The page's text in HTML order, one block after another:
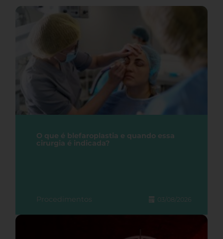
O que é blefaroplastia e quando essa
cirurgia é indicada?
Procedimentos 03/08/2026